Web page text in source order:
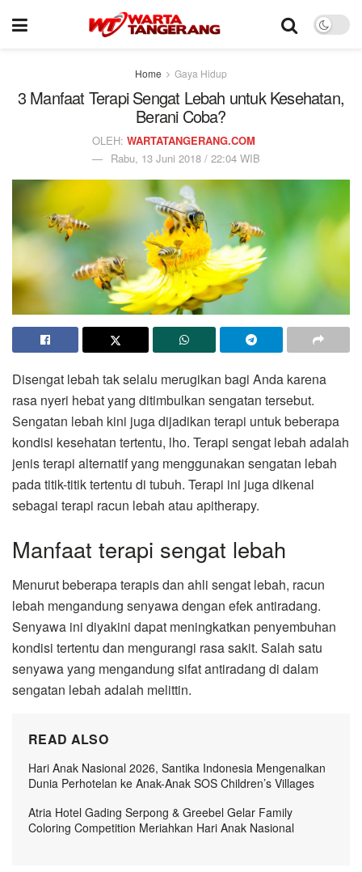
Home Gaya Hidup
3 Manfaat Terapi Sengat Lebah untuk Kesehatan,
Berani Coba?
OLEH: WARTATANGERANG.COM
Rabu, 13 Juni 2018 / 22:04 WIB
Disengat lebah tak selalu merugikan bagi Anda karena
rasa nyeri hebat yang ditimbulkan sengatan tersebut.
Sengatan lebah kini juga dijadikan terapi untuk beberapa
kondisi kesehatan tertentu, lho. Terapi sengat lebah adalah
jenis terapi alternatif yang menggunakan sengatan lebah
pada titik-titik tertentu di tubuh. Terapi ini juga dikenal
sebagai terapi racun lebah atau apitherapy.
Manfaat terapi sengat lebah
Menurut beberapa terapis dan ahli sengat lebah, racun
lebah mengandung senyawa dengan efek antiradang.
Senyawa ini diyakini dapat meningkatkan penyembuhan
kondisi tertentu dan mengurangi rasa sakit. Salah satu
senyawa yang mengandung sifat antiradang di dalam
sengatan lebah adalah melittin.
READ ALSO
Hari Anak Nasional 2026, Santika Indonesia Mengenalkan
Dunia Perhotelan ke Anak-Anak SOS Children’s Villages
Atria Hotel Gading Serpong & Greebel Gelar Family
Coloring Competition Meriahkan Hari Anak Nasional